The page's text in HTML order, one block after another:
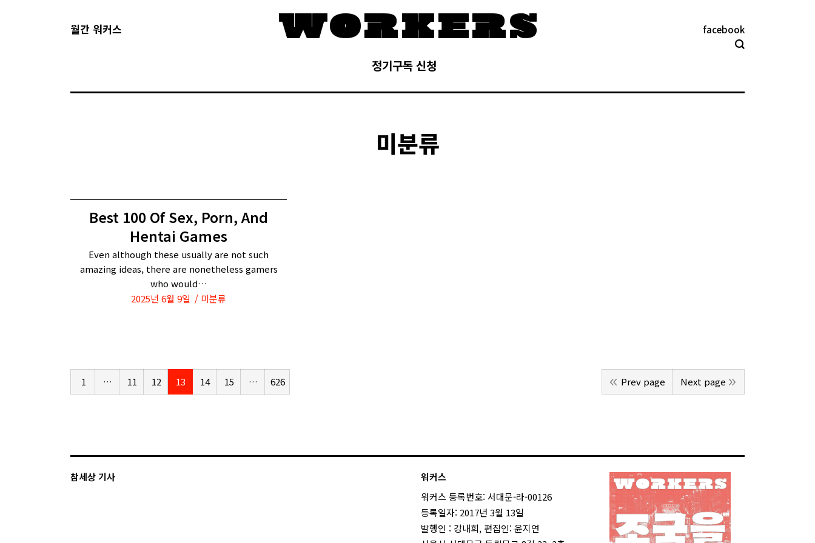
월간 워커스 facebook
정기구독 신청
미분류
Best 100 Of Sex, Porn, And
Hentai Games
Even although these usually are not such
amazing ideas, there are nonetheless gamers
who would…
2025년 6월 9일
미분류
1 … 11 12 13 14 15 … 626 Prev page Next page
참세상 기사
워커스
워커스 등록번호: 서대문-라-00126
등록일자: 2017년 3월 13일
발행인 : 강내희, 편집인: 윤지연